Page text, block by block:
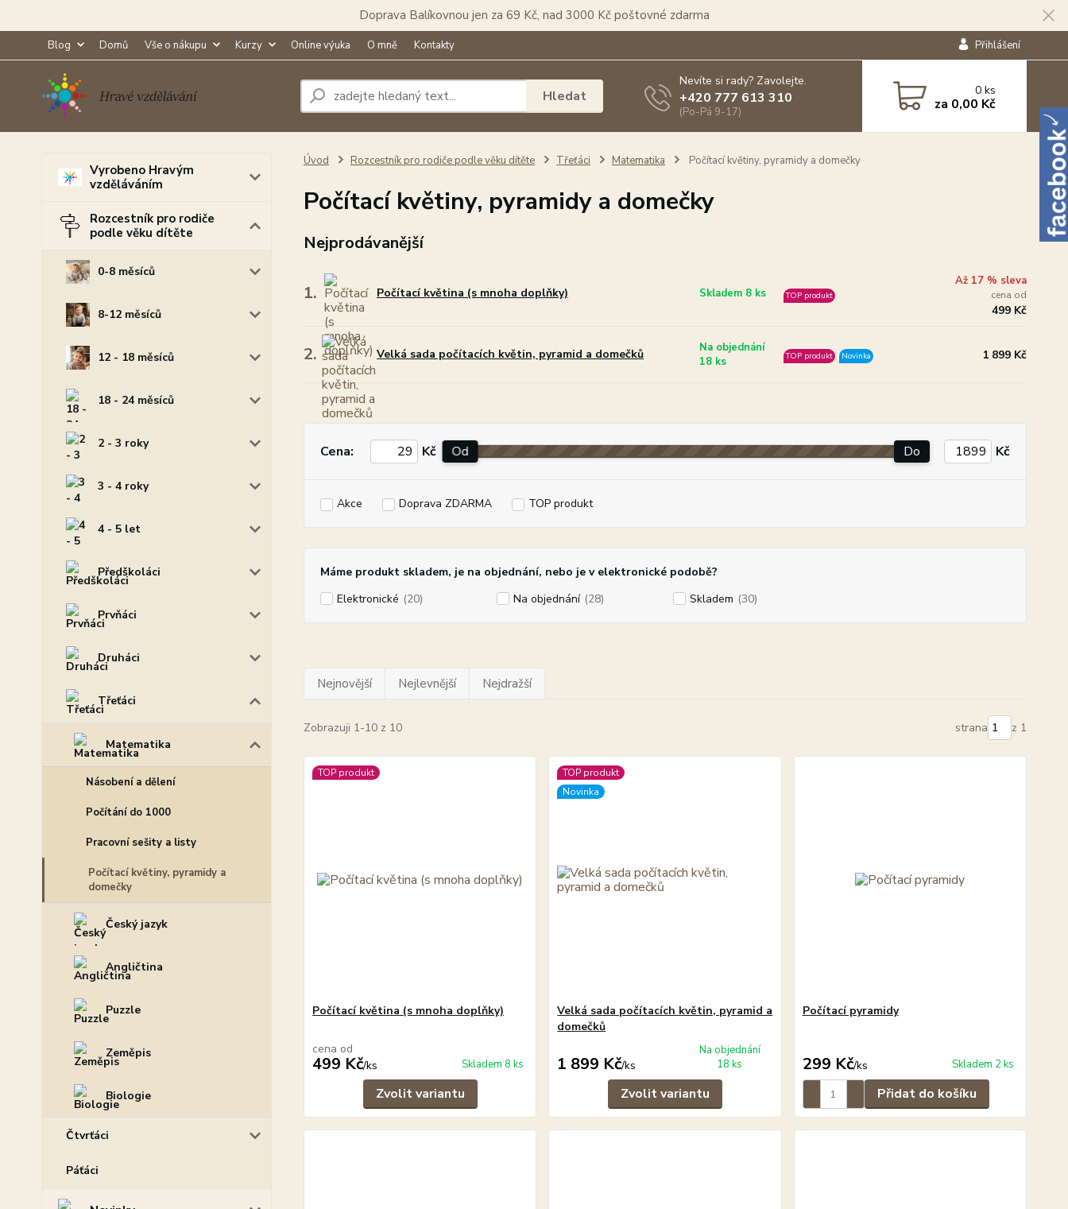
Doprava Balíkovnou jen za 69 Kč, nad 3000 Kč poštovné zdarma
Blog Domů Vše o nákupu Kurzy Online výuka O mně Kontakty Přihlášení
Hledat
Nevíte si rady? Zavolejte.
+420 777 613 310
(Po-Pá 9-17)
0ks
za 0,00 Kč
Vyrobeno Hravým
vzděláváním
Rozcestník pro rodiče
podle věku dítěte
0-8 měsíců
8-12 měsíců
12 - 18 měsíců
18 - 24 měsíců
2 - 3 roky
3 - 4 roky
4 - 5 let
Předškoláci
Prvňáci
Druháci
Třeťáci
Matematika
Násobení a dělení
Počítání do 1000
Pracovní sešity a listy
Počítací květiny, pyramidy a
domečky
Český jazyk
Angličtina
Puzzle
Zeměpis
Biologie
Čtvrťáci
Páťáci
Úvod Rozcestník pro rodiče podle věku dítěte Třeťáci Matematika Počítací květiny, pyramidy a domečky
Počítací květiny, pyramidy a domečky
Nejprodávanější
1. Počítací květina (s mnoha doplňky) Skladem 8 ks TOP produkt
Až 17 % sleva
cena od
499 Kč
2. Velká sada počítacích květin, pyramid a domečků
Na objednání
18 ks
TOP produkt Novinka 1 899 Kč
Cena: Kč Od Do Kč
Akce Doprava ZDARMA TOP produkt
Máme produkt skladem, je na objednání, nebo je v elektronické podobě?
Elektronické (20) Na objednání (28) Skladem (30)
Nejnovější Nejlevnější Nejdražší
Zobrazuji 1-10 z 10 strana z 1
TOP produkt
Počítací květina (s mnoha doplňky)
cena od
499 Kč/ks Skladem 8 ks
Zvolit variantu
TOP produkt
Novinka
Velká sada počítacích květin, pyramid a
domečků
1 899 Kč/ks
Na objednání
18 ks
Zvolit variantu
Počítací pyramidy
299 Kč/ks Skladem 2 ks
Přidat do košíku